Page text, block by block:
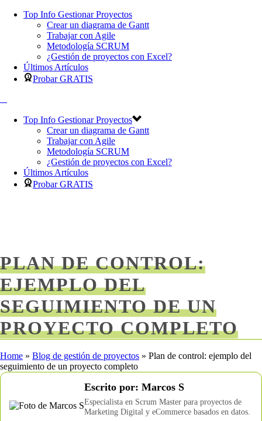
Top Info Gestionar Proyectos
Crear un diagrama de Gantt
Trabajar con Agile
Metodología SCRUM
¿Gestión de proyectos con Excel?
Últimos Artículos
Probar GRATIS
Top Info Gestionar Proyectos
Crear un diagrama de Gantt
Trabajar con Agile
Metodología SCRUM
¿Gestión de proyectos con Excel?
Últimos Artículos
Probar GRATIS
PLAN DE CONTROL:
EJEMPLO DEL
SEGUIMIENTO DE UN
PROYECTO COMPLETO
Home » Blog de gestión de proyectos » Plan de control: ejemplo del
seguimiento de un proyecto completo
Escrito por: Marcos S
Especialista en Scrum Master para proyectos de
Marketing Digital y eCommerce basados en datos.